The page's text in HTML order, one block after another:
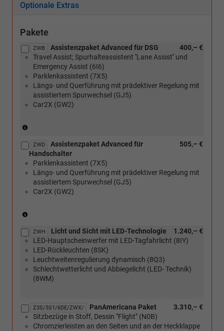
Optionale Extras
Pakete
ZWB 400,– €
Assistenzpaket Advanced für DSG
Travel Assist; Spurhalteassistent ''Lane Assist'' und
Emergency Assist (6I6)
Parklenkassistent (7X5)
Längs- und Querführung mit prädektiver Regelung mit
assistiertem Spurwechsel (GJ5)
Car2X (GW2)
Verbindung
mit
DSG)
ZWD 505,– €
Assistenzpaket Advanced für
Handschalter
Parklenkassistent (7X5)
Längs- und Querführung mit prädektiver Regelung mit
assistiertem Spurwechsel (GJ5)
Car2X (GW2)
Verbindung
mit
Handschalter)
ZWH 1.240,– €
Licht und Sicht mit LED-Technologie
LED-Hauptscheinwerfer mit LED-Tagfahrlicht (8IY)
LED-Rückleuchten (8SK)
Leuchtweitenregulierung dynamisch (8Q3)
Schlechtwetterlicht und Abbiegelicht (LED- Technik)
(8WM)
Z3S/3S1/6DE/ZWX/ 3.310,– €
PanAmericana Paket
Sitzbezüge in Stoff, Dessin "Flight" (N0B)
Chromzierleisten an den Seiten und an der Heckklappe